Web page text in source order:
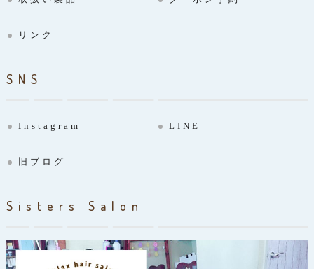
リンク
SNS
Instagram LINE
旧ブログ
Sisters Salon